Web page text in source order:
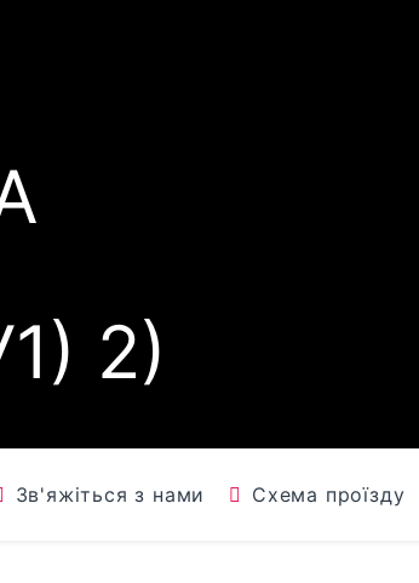
2)
Зв'яжіться з нами Схема проїзду